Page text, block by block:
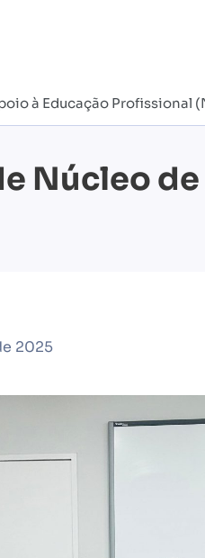
à Educação Profissional
Núcleo
2025